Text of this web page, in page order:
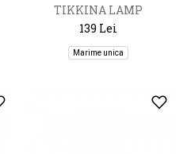
TIKKINA LAMP
139 Lei
Marime unica